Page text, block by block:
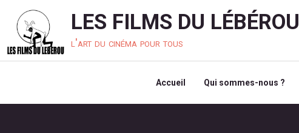
LES FILMS DU LÉBÉROU
l'art du cinéma pour tous
Accueil Qui sommes-nous ?